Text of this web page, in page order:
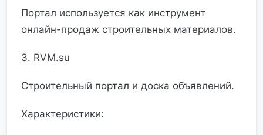
Портал используется как инструмент
онлайн-продаж строительных материалов.
3. RVM.su
Строительный портал и доска объявлений.
Характеристики: